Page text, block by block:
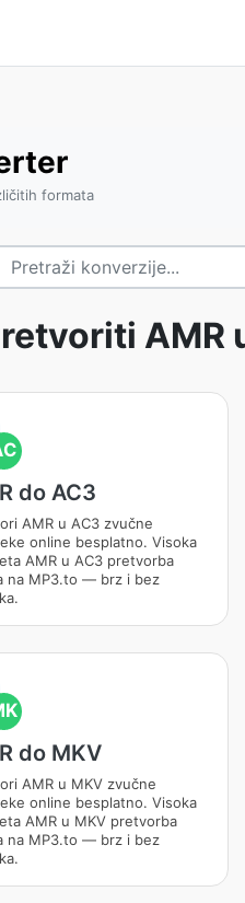
formata
AMR
do AC3
AMR u AC3 zvučne
online besplatno. Visoka
AMR u AC3 pretvorba
na MP3.to — brz i bez
do MKV
AMR u MKV zvučne
online besplatno. Visoka
AMR u MKV pretvorba
na MP3.to — brz i bez